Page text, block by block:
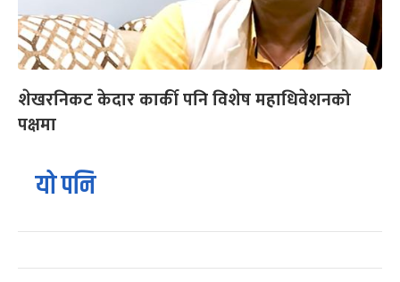
शेखरनिकट केदार कार्की पनि विशेष महाधिवेशनको
पक्षमा
यो पनि